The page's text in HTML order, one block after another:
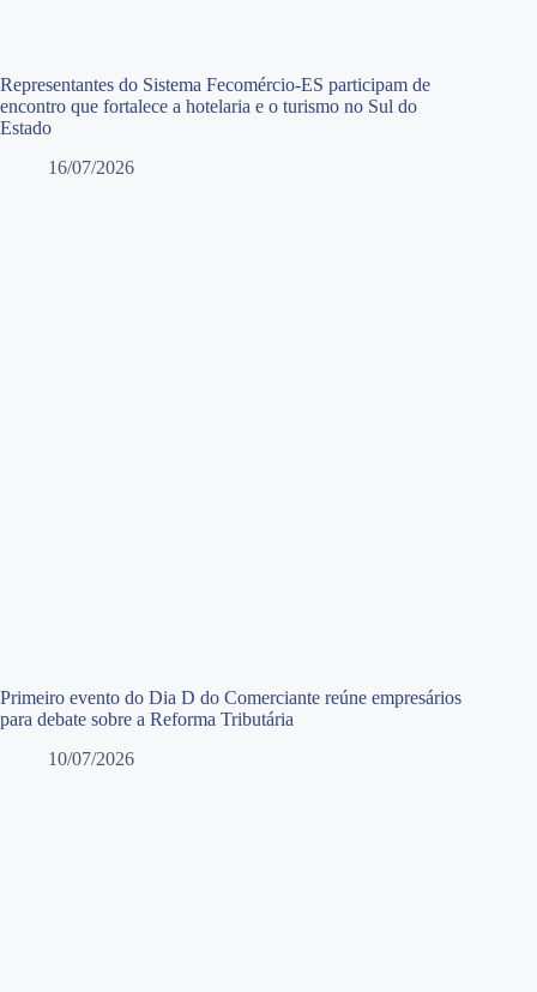
Representantes do Sistema Fecomércio-ES participam de
encontro que fortalece a hotelaria e o turismo no Sul do
Estado
16/07/2026
Primeiro evento do Dia D do Comerciante reúne empresários
para debate sobre a Reforma Tributária
10/07/2026